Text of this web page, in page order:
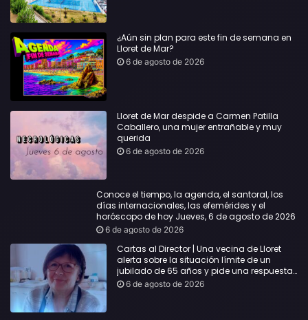
¿Aún sin plan para este fin de semana en
Lloret de Mar?
6 de agosto de 2026
Lloret de Mar despide a Carmen Patilla
Caballero, una mujer entrañable y muy
querida
6 de agosto de 2026
Conoce el tiempo, la agenda, el santoral, los
días internacionales, las efemérides y el
horóscopo de hoy Jueves, 6 de agosto de 2026
6 de agosto de 2026
Cartas al Director | Una vecina de Lloret
alerta sobre la situación límite de un
jubilado de 65 años y pide una respuesta
urgente
6 de agosto de 2026